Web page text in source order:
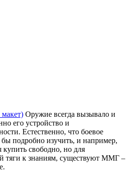
Оружие всегда вызывало и
его устройство и
Естественно, что боевое
бы подробно изучить, и например,
купить свободно, но для
тяги к знаниям, существуют ММГ –